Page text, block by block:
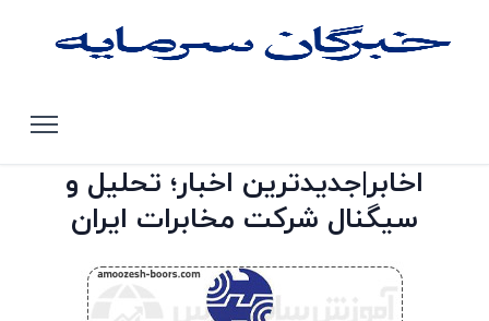
اخابر|جدیدترین اخبار؛ تحلیل و
سیگنال شرکت مخابرات ایران